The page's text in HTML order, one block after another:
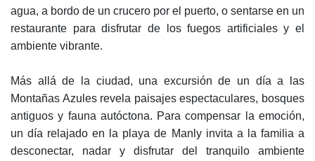
agua, a bordo de un crucero por el puerto, o sentarse en un
restaurante para disfrutar de los fuegos artificiales y el
ambiente vibrante.
Más allá de la ciudad, una excursión de un día a las
Montañas Azules revela paisajes espectaculares, bosques
antiguos y fauna autóctona. Para compensar la emoción,
un día relajado en la playa de Manly invita a la familia a
desconectar, nadar y disfrutar del tranquilo ambiente